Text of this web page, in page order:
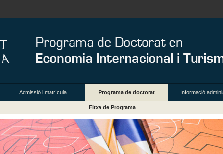
Admissió i matrícula Programa de doctorat Informació
Fitxa de Programa